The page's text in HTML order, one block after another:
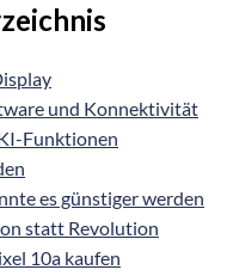
und Konnektivität
Funktionen
es günstiger werden
statt Revolution
10a kaufen